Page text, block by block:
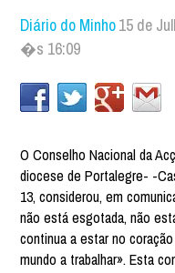
Diário do Minho15 de
�s 16:09
O Conselho Nacional da
diocese de Portalegre- -
13, considerou, em
não está esgotada, não
continua a estar no
mundo a trabalhar». Esta